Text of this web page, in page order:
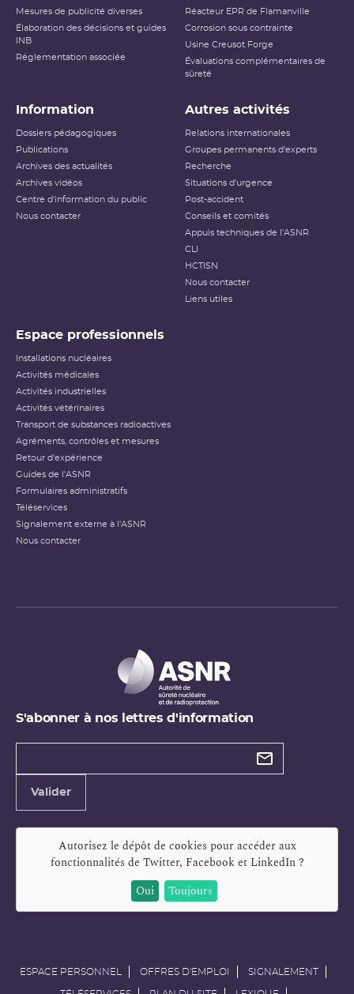
Mesures de publicité diverses
Élaboration des décisions et guides
INB
Réglementation associée
Réacteur EPR de Flamanville
Corrosion sous contrainte
Usine Creusot Forge
Évaluations complémentaires de
sûreté
Information
Dossiers pédagogiques
Publications
Archives des actualités
Archives vidéos
Centre d'information du public
Nous contacter
Autres activités
Relations internationales
Groupes permanents d'experts
Recherche
Situations d'urgence
Post-accident
Conseils et comités
Appuis techniques de l'ASNR
CLI
HCTISN
Nous contacter
Liens utiles
Espace professionnels
Installations nucléaires
Activités médicales
Activités industrielles
Activités vétérinaires
Transport de substances radioactives
Agréments, contrôles et mesures
Retour d'expérience
Guides de l'ASNR
Formulaires administratifs
Téléservices
Signalement externe à l'ASNR
Nous contacter
S'abonner à nos lettres d'information
Types de
Valider
Autorisez le dépôt de cookies pour accéder aux
fonctionnalités de Twitter, Facebook et LinkedIn?
Oui
Toujours
ESPACE PERSONNEL OFFRES D'EMPLOI SIGNALEMENT